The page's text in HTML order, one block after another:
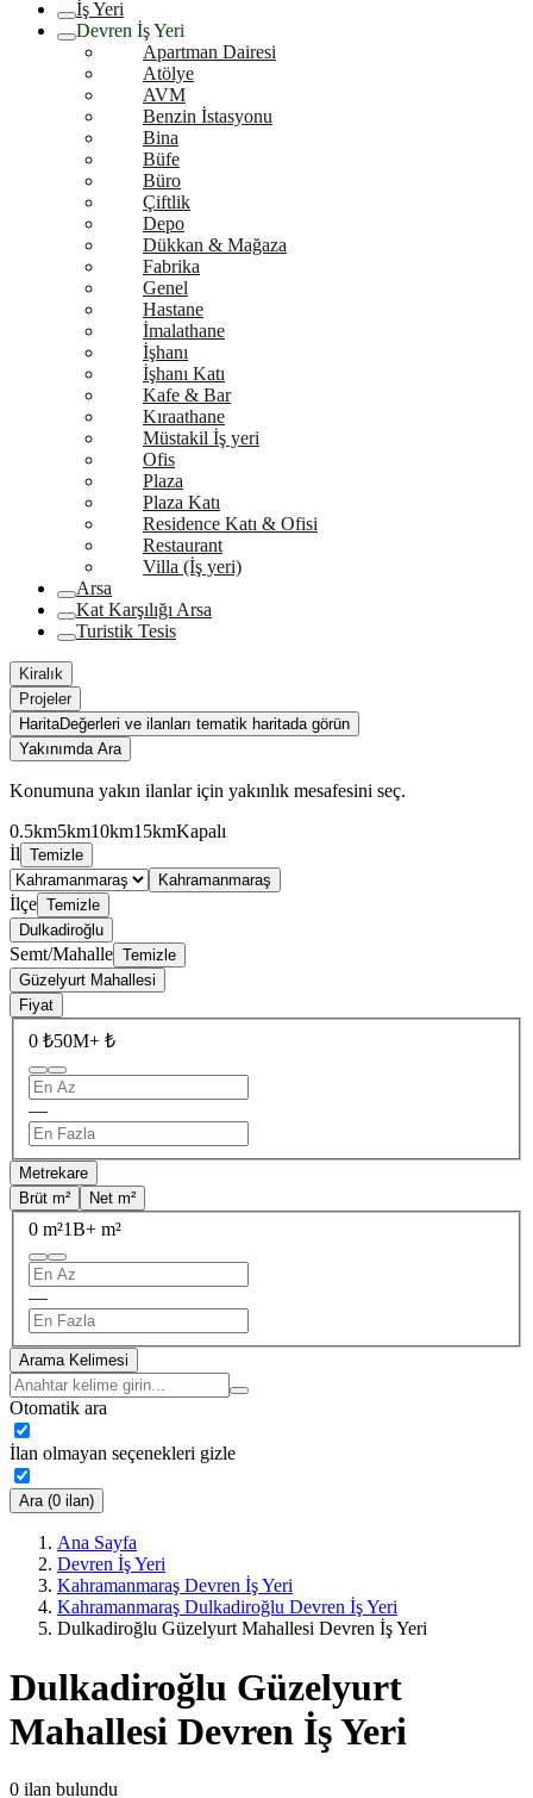
İş Yeri
Devren İş Yeri
Apartman Dairesi
Atölye
AVM
Benzin İstasyonu
Bina
Büfe
Büro
Çiftlik
Depo
Dükkan & Mağaza
Fabrika
Genel
Hastane
İmalathane
İşhanı
İşhanı Katı
Kafe & Bar
Kıraathane
Müstakil İş yeri
Ofis
Plaza
Plaza Katı
Residence Katı & Ofisi
Restaurant
Villa (İş yeri)
Arsa
Kat Karşılığı Arsa
Turistik Tesis
Kiralık
Projeler
HaritaDeğerleri ve ilanları tematik haritada görün
Yakınımda Ara
Konumuna yakın ilanlar için yakınlık mesafesini seç.
0.5km5km10km15kmKapalı
İl Temizle
Kahramanmaraş
İlçe Temizle
Dulkadiroğlu
Semt/Mahalle Temizle
Güzelyurt Mahallesi
Fiyat
0 ₺50M+ ₺
—
Metrekare
Brüt m²
Net m²
0 m²1B+ m²
—
Arama Kelimesi
Otomatik ara
İlan olmayan seçenekleri gizle
Ara (0 ilan)
Ana Sayfa
Devren İş Yeri
Kahramanmaraş Devren İş Yeri
Kahramanmaraş Dulkadiroğlu Devren İş Yeri
Dulkadiroğlu Güzelyurt Mahallesi Devren İş Yeri
Dulkadiroğlu Güzelyurt
Mahallesi Devren İş Yeri
0 ilan bulundu